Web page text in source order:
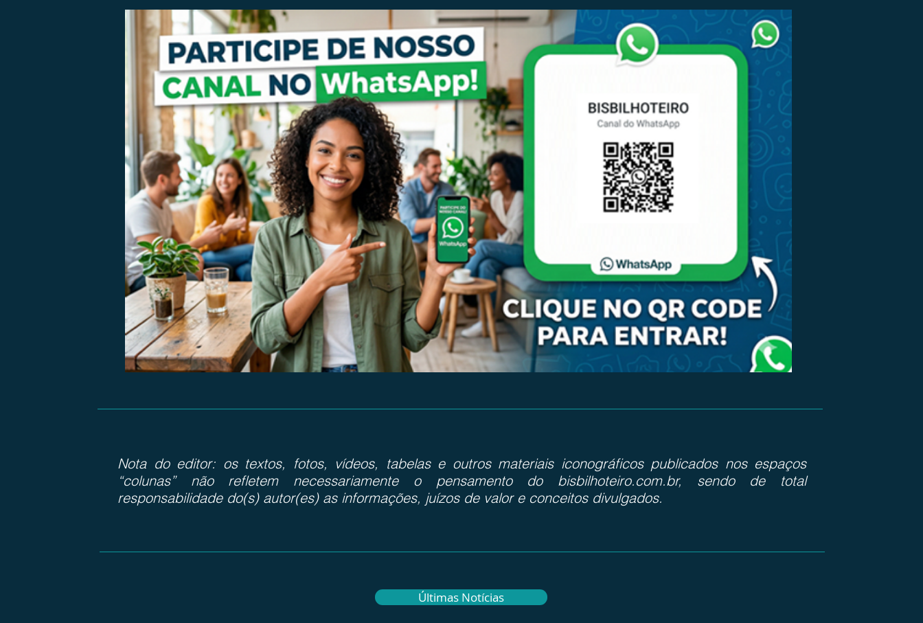
Nota do editor: os textos, fotos, vídeos, tabelas e outros materiais iconográficos publicados nos espaços
“colunas” não refletem necessariamente o pensamento do bisbilhoteiro.com.br, sendo de total
responsabilidade do(s) autor(es) as informações, juízos de valor e conceitos divulgados.
Últimas Notícias